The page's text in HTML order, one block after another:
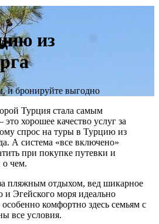
из
и бронируйте выгодно
Турция стала самым
хорошее качество услуг за
спрос на туры в Турцию из
А система «все включено»
при покупке путевки и
о чем.
пляжным отдыхом, вед шикарное
и Эгейского моря идеально
комфортно здесь семьям с
все условия.